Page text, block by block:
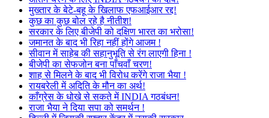
मुख्तार के बेटे-बहू के खिलाफ एफआईआर रद्द!
कुछ का कुछ बोल रहे है नीतीश!
सरकार के लिए बीजेपी को दक्षिण भारत का भरोसा!
जमानत के बाद भी रिहा नहीं होंगे आजम !
सीवान में साहेब की सहानुभूति से रंग लाएगी हिना !
बीजेपी का सेफजोन बना पाँचवाँ चरण!
शाह से मिलने के बाद भी विरोध करेंगे राजा भैया !
रायबरेली में अदिति के मौन का अर्थ!
काँग्रेस के धोखे से सकते में INDIA गठबंधन!
राजा भैया ने दिया सपा को समर्थन !